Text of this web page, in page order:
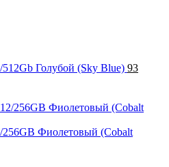
512Gb Голубой (Sky Blue) 93
256GB Фиолетовый (Cobalt